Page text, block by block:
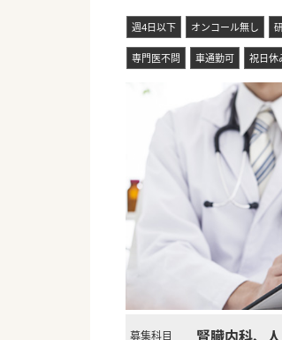
週4日以下 オンコール無し
専門医不問 車通勤可 祝日休
募集科目